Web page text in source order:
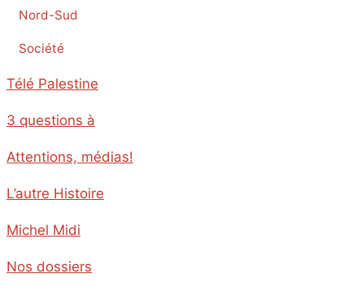
Nord-Sud
Société
Télé Palestine
3 questions à
Attentions, médias!
L’autre Histoire
Michel Midi
Nos dossiers